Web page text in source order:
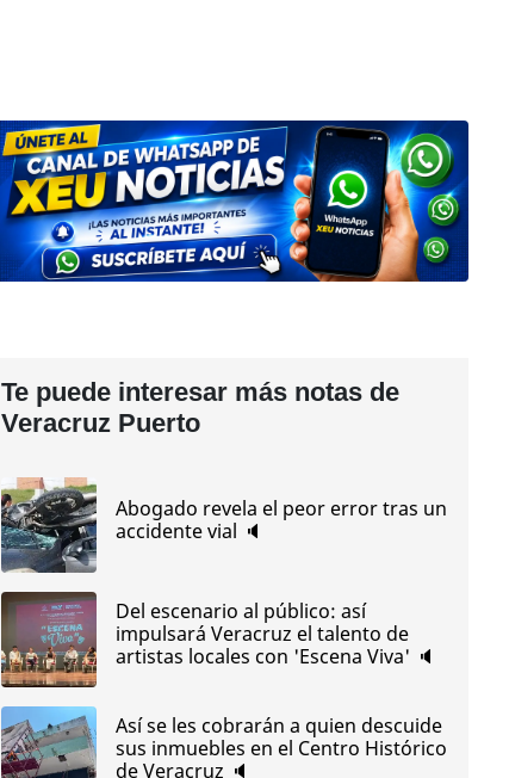
Te puede interesar más notas de
Veracruz Puerto
Abogado revela el peor error tras un
accidente vial 🔈
Del escenario al público: así
impulsará Veracruz el talento de
artistas locales con 'Escena Viva' 🔈
Así se les cobrarán a quien descuide
sus inmuebles en el Centro Histórico
de Veracruz 🔈